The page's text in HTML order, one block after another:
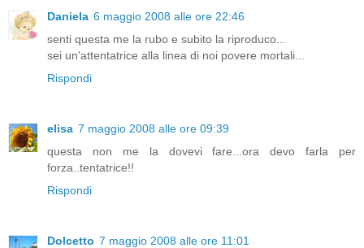
Daniela 6 maggio 2008 alle ore 22:46
senti questa me la rubo e subito la riproduco...
sei un'attentatrice alla linea di noi povere mortali...
Rispondi
elisa 7 maggio 2008 alle ore 09:39
questa non me la dovevi fare...ora devo farla per
forza..tentatrice!!
Rispondi
Dolcetto 7 maggio 2008 alle ore 11:01